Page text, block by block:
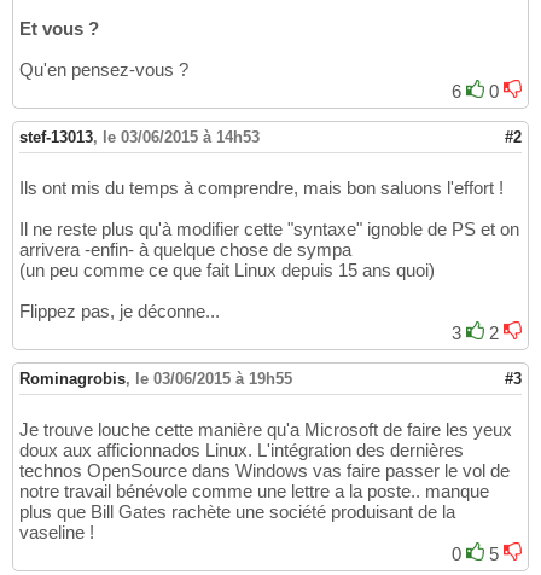
Et vous ?
Qu'en pensez-vous ?
6
0
stef-13013, le 03/06/2015 à 14h53 #2
Ils ont mis du temps à comprendre, mais bon saluons l'effort !
Il ne reste plus qu'à modifier cette "syntaxe" ignoble de PS et on
arrivera -enfin- à quelque chose de sympa
(un peu comme ce que fait Linux depuis 15 ans quoi)
Flippez pas, je déconne...
3
2
Rominagrobis, le 03/06/2015 à 19h55 #3
Je trouve louche cette manière qu'a Microsoft de faire les yeux
doux aux afficionnados Linux. L'intégration des dernières
technos OpenSource dans Windows vas faire passer le vol de
notre travail bénévole comme une lettre a la poste.. manque
plus que Bill Gates rachète une société produisant de la
vaseline !
0
5